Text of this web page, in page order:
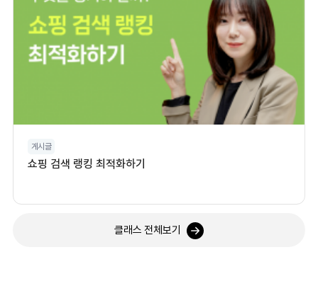
게시글
쇼핑 검색 랭킹 최적화하기
클래스 전체보기